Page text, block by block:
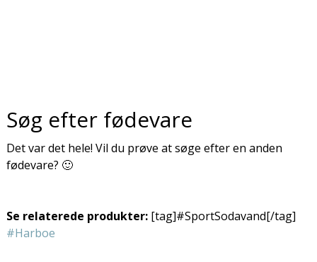
Søg efter fødevare
Det var det hele! Vil du prøve at søge efter en anden
fødevare? 🙂
Se relaterede produkter:[tag]#SportSodavand[/tag]
#Harboe